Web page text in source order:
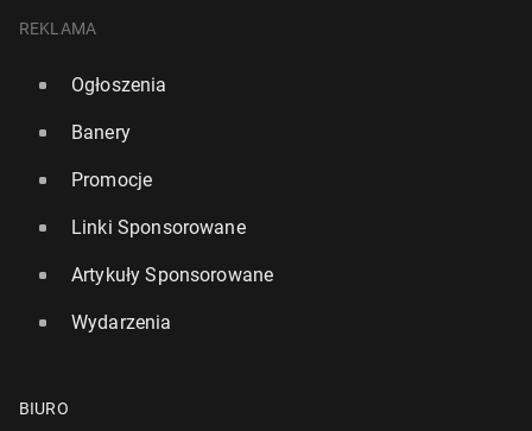
REKLAMA
Ogłoszenia
Banery
Promocje
Linki Sponsorowane
Artykuły Sponsorowane
Wydarzenia
BIURO